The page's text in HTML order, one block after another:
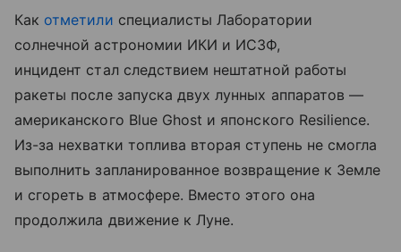
Как отметили специалисты Лаборатории
солнечной астрономии ИКИ и ИСЗФ,
инцидент стал следствием нештатной работы
ракеты после запуска двух лунных аппаратов —
американского Blue Ghost и японского Resilience.
Из-за нехватки топлива вторая ступень не смогла
выполнить запланированное возвращение к Земле
и сгореть в атмосфере. Вместо этого она
продолжила движение к Луне.